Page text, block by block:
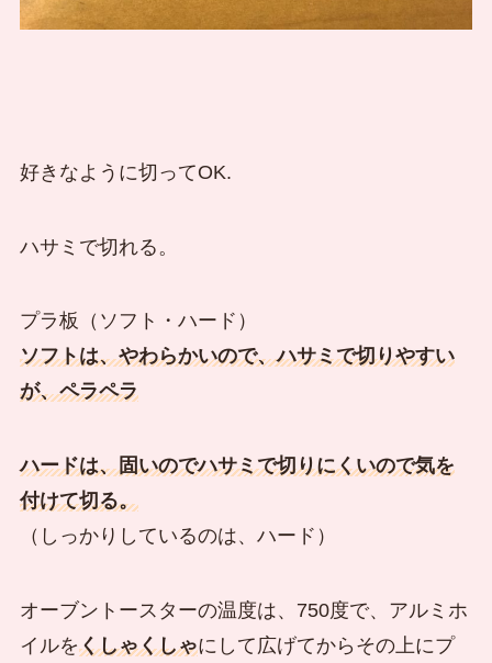
好きなように切ってOK.
ハサミで切れる。
プラ板（ソフト・ハード）
ソフトは、やわらかいので、ハサミで切りやすい
が、ペラペラ
ハードは、固いのでハサミで切りにくいので気を
付けて切る。
（しっかりしているのは、ハード）
オーブントースターの温度は、750度で、アルミホ
イルをくしゃくしゃにして広げてからその上にプ